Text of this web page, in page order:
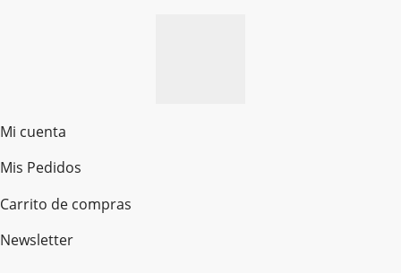
Mi cuenta
Mis Pedidos
Carrito de compras
Newsletter